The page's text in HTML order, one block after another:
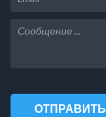
ОТПРАВИТЬ